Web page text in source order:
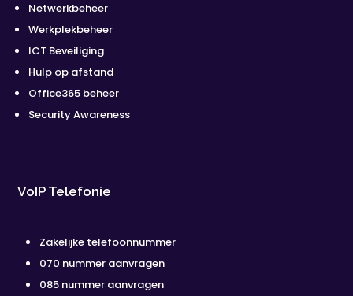
Netwerkbeheer
Werkplekbeheer
ICT Beveiliging
Hulp op afstand
Office365 beheer
Security Awareness
VoIP Telefonie
Zakelijke telefoonnummer
070 nummer aanvragen
085 nummer aanvragen